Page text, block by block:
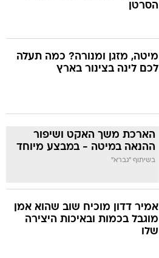
הסרטן
מיטה, מזגן ומנורה? כמה תעלה
לכם לינה בצינור בארץ
הארכת משך האקט ושיפור
ההנאה במיטה - במבצע מיוחד
בשיתוף "גברא"
אמיר דדון מוכיח שוב שהוא אמן
מוגבל בכמות ובאיכות היצירה
שלו